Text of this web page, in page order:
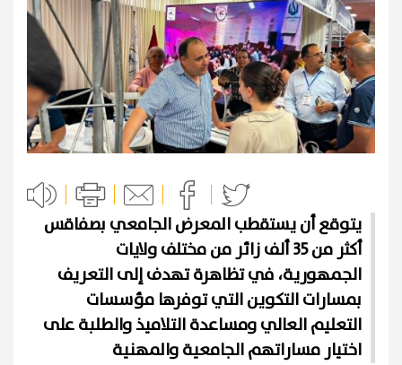
يتوقع أن يستقطب المعرض الجامعي بصفاقس
أكثر من 35 ألف زائر من مختلف ولايات
الجمهورية، في تظاهرة تهدف إلى التعريف
بمسارات التكوين التي توفرها مؤسسات
التعليم العالي ومساعدة التلاميذ والطلبة على
اختيار مساراتهم الجامعية والمهنية